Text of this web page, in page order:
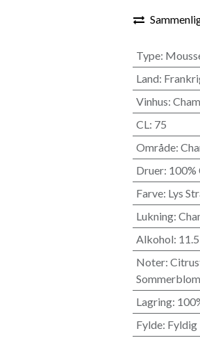
Type:
Land:
Vinhus:
CL: 75
Område:
Druer: 100%
Farve: Lys
Lukning:
Alkohol: 11.5
Noter:
Lagring:
Fylde: Fyldig